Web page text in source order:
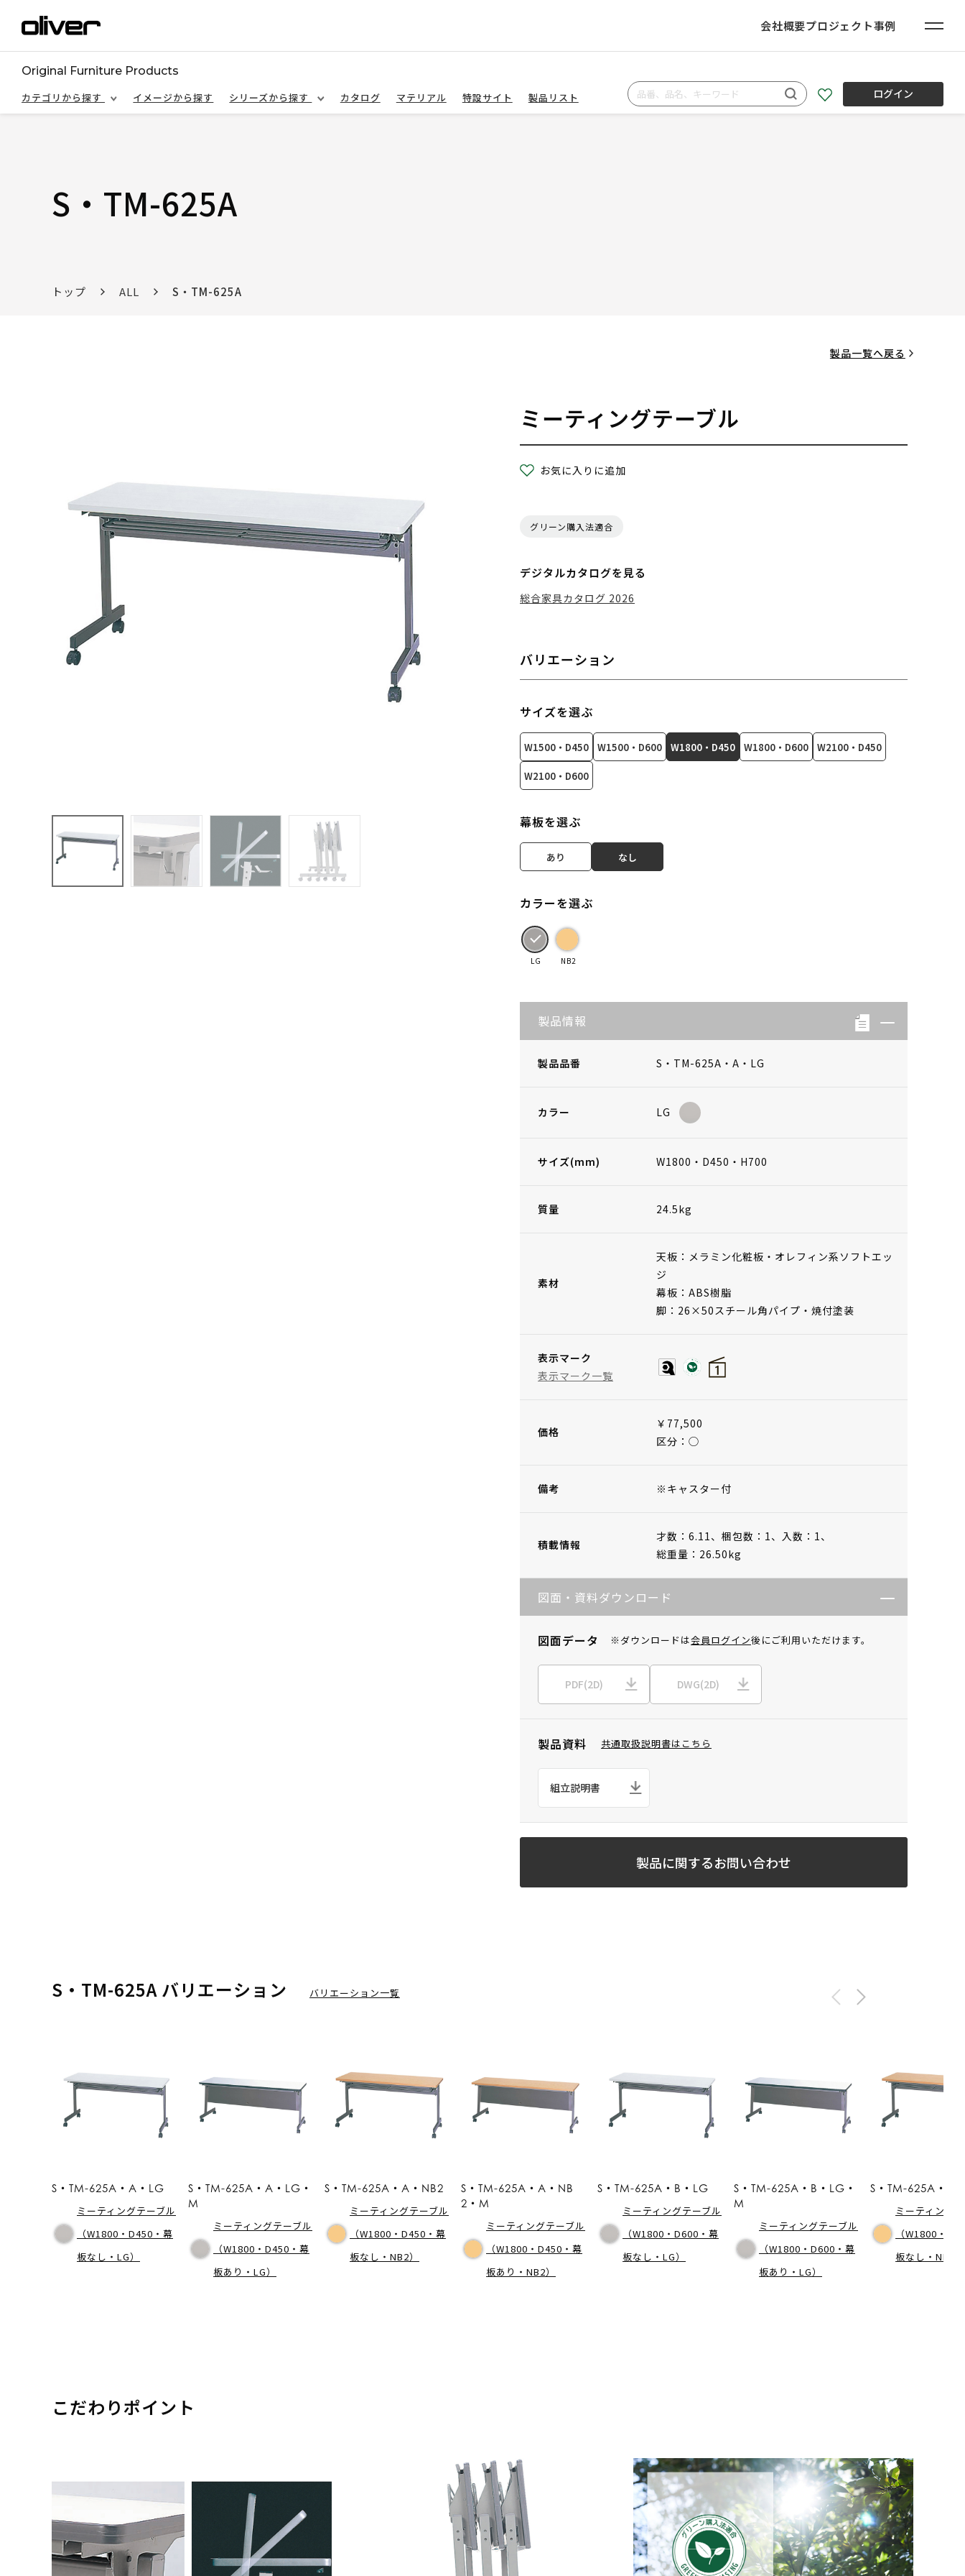
会社概要プロジェクト事例
Original Furniture Products
カテゴリから探す
イメージから探す シリーズから探す カタログ マテリアル 特設サイト 製品リスト ログイン
S・TM-625A
トップ ALL S・TM-625A
製品一覧へ戻る
ミーティングテーブル
お気に入りに追加
グリーン購入法適合
デジタルカタログを見る
総合家具カタログ 2026
バリエーション
サイズを選ぶ
W1500・D450 W1500・D600 W1800・D450 W1800・D600 W2100・D450
W2100・D600
幕板を選ぶ
あり なし
カラーを選ぶ
LG NB2
製品情報
製品品番 S・TM-625A・A・LG
カラー LG
サイズ(mm) W1800・D450・H700
質量 24.5kg
素材
天板：メラミン化粧板・オレフィン系ソフトエッ
ジ
幕板：ABS樹脂
脚：26×50スチール角パイプ・焼付塗装
表示マーク
表示マーク一覧
価格
￥77,500
区分：◯
備考 ※キャスター付
積載情報
才数：6.11、 梱包数：1、 入数：1、
総重量：26.50kg
図面・資料ダウンロード
図面データ ※ダウンロードは会員ログイン後にご利用いただけます。
PDF(2D) DWG(2D)
製品資料 共通取扱説明書はこちら
組立説明書
製品に関するお問い合わせ
S・TM-625A バリエーション バリエーション一覧
S・TM-625A・A・LG
ミーティングテーブル
（W1800・D450・幕
板なし・LG）
S・TM-625A・A・LG・
M
ミーティングテーブル
（W1800・D450・幕
板あり・LG）
S・TM-625A・A・NB2
ミーティングテーブル
（W1800・D450・幕
板なし・NB2）
S・TM-625A・A・NB
2・M
ミーティングテーブル
（W1800・D450・幕
板あり・NB2）
S・TM-625A・B・LG
ミーティングテーブル
（W1800・D600・幕
板なし・LG）
S・TM-625A・B・LG・
M
ミーティングテーブル
（W1800・D600・幕
板あり・LG）
S・TM-625A・B
ミーティング
（W1800・
板なし・NB2）
こだわりポイント